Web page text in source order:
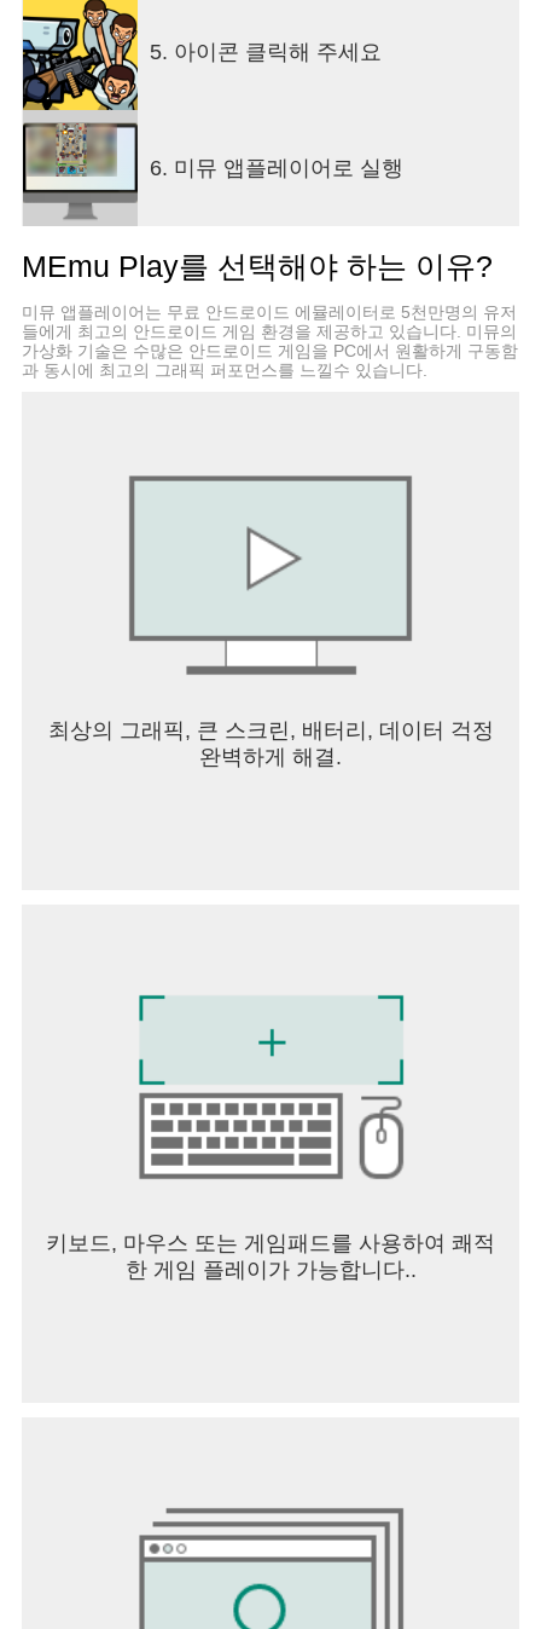
5. 아이콘 클릭해 주세요
6. 미뮤 앱플레이어로 실행
MEmu Play를 선택해야 하는 이유?
미뮤 앱플레이어는 무료 안드로이드 에뮬레이터로 5천만명의 유저
들에게 최고의 안드로이드 게임 환경을 제공하고 있습니다. 미뮤의
가상화 기술은 수많은 안드로이드 게임을 PC에서 원활하게 구동함
과 동시에 최고의 그래픽 퍼포먼스를 느낄수 있습니다.
최상의 그래픽, 큰 스크린, 배터리, 데이터 걱정
완벽하게 해결.
키보드, 마우스 또는 게임패드를 사용하여 쾌적
한 게임 플레이가 가능합니다..